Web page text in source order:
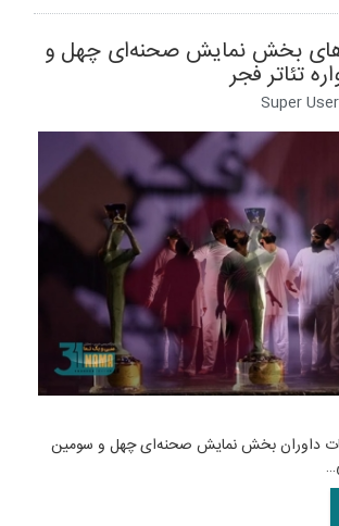
بخش نمایش صحنه‌ای چهل و
تئاتر فجر
Super User
داوران بخش نمایش صحنه‌ای چهل و سومین